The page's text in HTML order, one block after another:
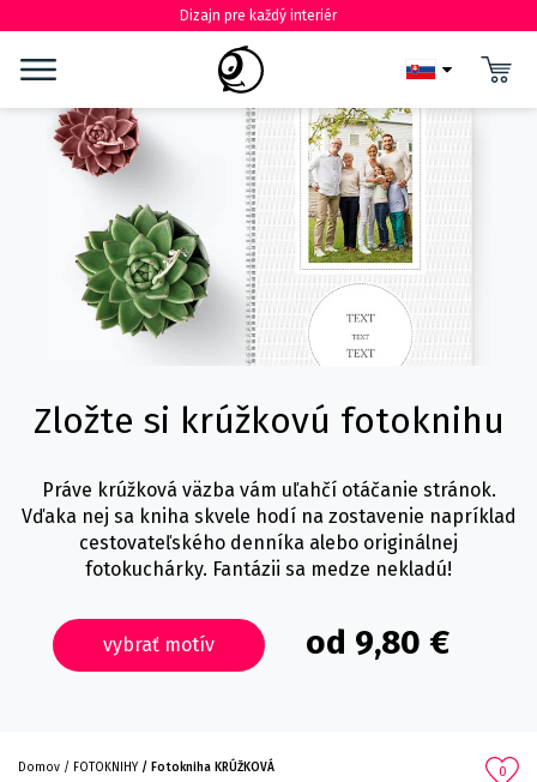
Dizajn pre každý interiér
Zložte si krúžkovú fotoknihu
Práve krúžková väzba vám uľahčí otáčanie stránok.
Vďaka nej sa kniha skvele hodí na zostavenie napríklad
cestovateľského denníka alebo originálnej
fotokuchárky. Fantázii sa medze nekladú!
vybrať motív od 9,80 €
0
Domov FOTOKNIHY Fotokniha KRÚŽKOVÁ